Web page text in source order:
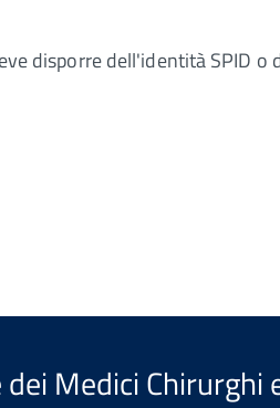
disporre dell'identità SPID
dei Medici